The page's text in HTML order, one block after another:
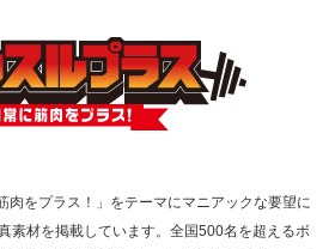
FMラジオ番組「ONE MORNING」
介さ…
肉をプラス！」をテーマにマニアックな要望に
素材を掲載しています。全国500名を超えるボ